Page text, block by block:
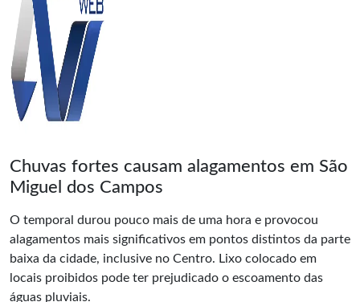
Chuvas fortes causam alagamentos em São
Miguel dos Campos
O temporal durou pouco mais de uma hora e provocou
alagamentos mais significativos em pontos distintos da parte
baixa da cidade, inclusive no Centro. Lixo colocado em
locais proibidos pode ter prejudicado o escoamento das
águas pluviais.